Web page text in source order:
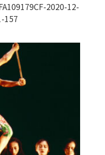
2020-12-
157